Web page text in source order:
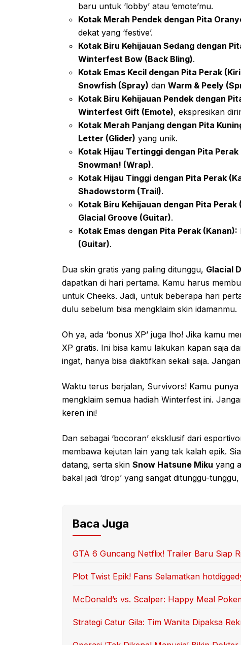
baru untuk ‘lobby’ atau ‘emote’mu.
Kotak Merah Pendek dengan Pita
dekat yang ‘festive’.
Kotak Biru Kehijauan Sedang dengan
Winterfest Bow (Back Bling).
Kotak Emas Kecil dengan Pita Perak
Snowfish (Spray) dan Warm & Peely
Kotak Biru Kehijauan Pendek dengan
Winterfest Gift (Emote), ekspresikan
Kotak Merah Panjang dengan Pita
Letter (Glider) yang unik.
Kotak Hijau Tertinggi dengan Pita Perak
Snowman! (Wrap).
Kotak Hijau Tinggi dengan Pita Perak
Shadowstorm (Trail).
Kotak Biru Kehijauan dengan Pita Perak
Glacial Groove (Guitar).
Kotak Emas dengan Pita Perak (Kanan):
(Guitar).
Dua skin gratis yang paling ditunggu, Glacial
dapatkan di hari pertama. Kamu harus
untuk Cheeks. Jadi, untuk beberapa hari
dulu sebelum bisa mengklaim skin idamanmu.
Oh ya, ada ‘bonus XP’ juga lho! Jika kamu
XP gratis. Ini bisa kamu lakukan kapan saja
ingat, hanya bisa diaktifkan sekali saja.
Waktu terus berjalan, Survivors! Kamu punya
mengklaim semua hadiah Winterfest ini.
keren ini!
Dan sebagai ‘bocoran’ eksklusif dari
membawa kejutan lain yang tak kalah epik.
datang, serta skin Snow Hatsune Miku yang
bakal jadi ‘drop’ yang sangat ditunggu-
Baca Juga
GTA 6 Guncang Netflix! Trailer Baru Siap
Plot Twist Epik! Fans Selamatkan
McDonald’s vs. Scalper: Happy Meal
Strategi Catur Gila: Tim Wanita Dipaksa